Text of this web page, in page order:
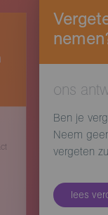
ons
Ben je
Neem
vergeten
lees